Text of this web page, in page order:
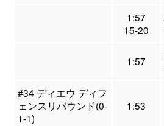
1:57
15-20
1:57
#34 ディエウ ディフ
ェンスリバウンド(0-
1-1)
1:53